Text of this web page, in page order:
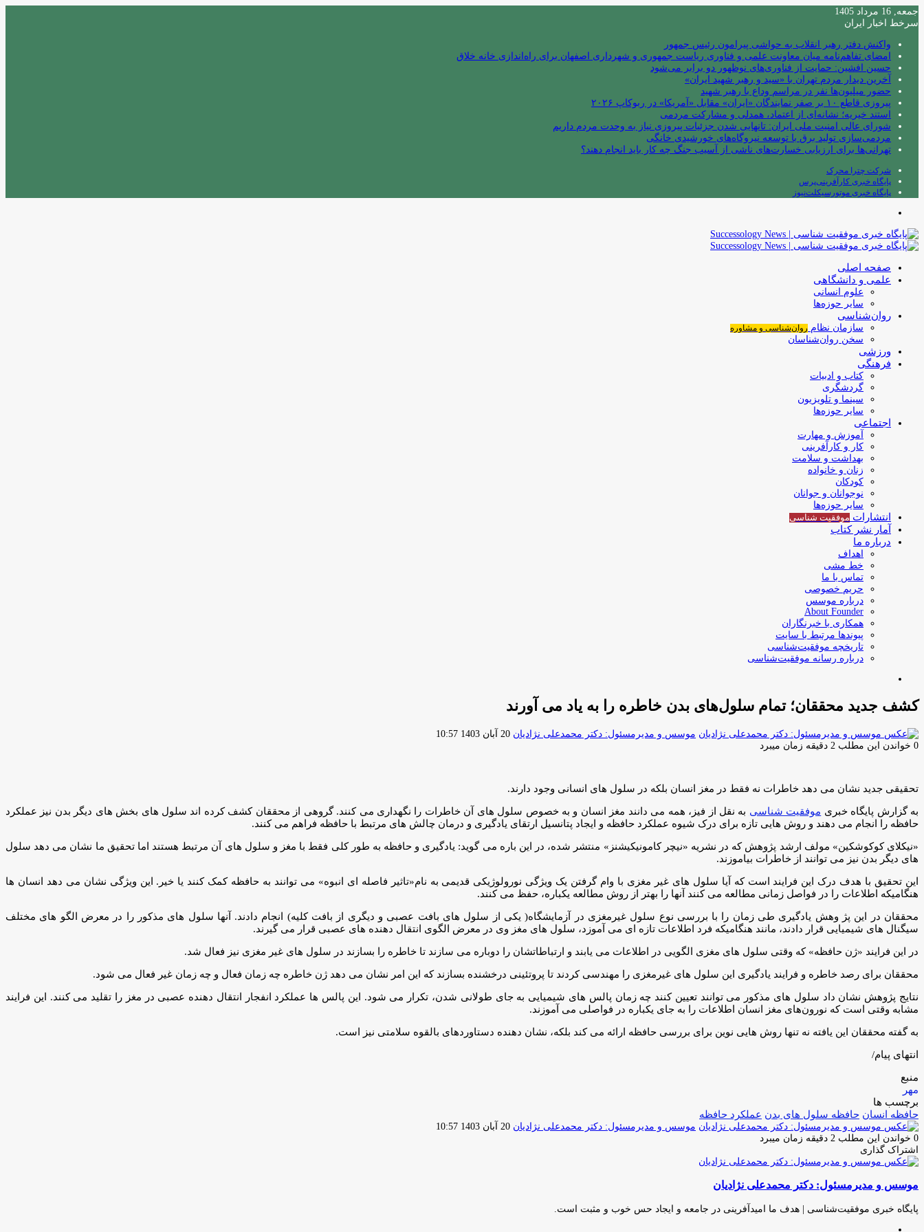
جمعه, 16 مرداد 1405
سرخط اخبار ایران
واکنش دفتر رهبر انقلاب به حواشی پیرامون رئیس جمهور
امضای تفاهم‌نامه میان معاونت علمی و فناوری ریاست جمهوری و شهرداری اصفهان برای راه‌اندازی خانه خلاق
حسین افشین: حمایت از فناوری‌های نوظهور دو برابر می‌شود
آخرین دیدار مردم تهران با «سید و رهبر شهید ایران»
حضور میلیون‌ها نفر در مراسم وداع با رهبر شهید
پیروزی قاطع ۱۰ بر صفر نمایندگان «ایران» مقابل «آمریکا» در ربوکاپ ۲۰۲۶
استند خیریه؛ نشانه‌ای از اعتماد، همدلی و مشارکت مردمی
شورای عالی امنیت ملی ایران: تانهایی شدن جزئیات پیروزی نیاز به وحدت مردم داریم
مردمی‌سازی تولید برق با توسعه نیروگاه‌های خورشیدی خانگی
تهرانی‌ها برای ارزیابی خسارت‌های ناشی از آسیب جنگ چه کار باید انجام دهند؟
شرکت چترا محرک
پایگاه خبری کارآفرینی‌پرس
پایگاه خبری موتورسیکلت‌نیوز
صفحه اصلی
علمی و دانشگاهی
علوم انسانی
سایر حوزه‌ها
روان‌شناسی
سازمان نظام روان‌شناسی و مشاوره
سخن روان‌شناسان
ورزشی
فرهنگی
کتاب و ادبیات
گردشگری
سینما و تلویزیون
سایر حوزه‌ها
اجتماعی
آموزش و مهارت
کار و کارآفرینی
بهداشت و سلامت
زنان و خانواده
کودکان
نوجوانان و جوانان
سایر حوزه‌ها
انتشارات موفقیت‌ شناسی
آمار نشر کتاب
درباره ما
اهداف
خط مشی
تماس با ما
حریم خصوصی
درباره موسس
About Founder
همکاری با خبرنگاران
پیوندها مرتبط با سایت
تاریخچه موفقیت‌شناسی
درباره رسانه موفقیت‌شناسی
کشف جدید محققان؛ تمام سلول‌های بدن خاطره را به یاد می آورند
موسس و مدیرمسئول: دکتر محمدعلی نژادیان ارسال
20 آبان 1403 10:57
0 خواندن این مطلب 2 دقیقه زمان میبرد
تحقیقی جدید نشان می دهد خاطرات نه فقط در مغز انسان بلکه در سلول های انسانی وجود دارند.
به گزارش پایگاه خبری موفقیت شناسی به نقل از فیز، همه می دانند مغز انسان و به خصوص سلول های آن خاطرات را نگهداری می کنند. گروهی از محققان کشف کرده اند سلول های بخش های دیگر بدن نیز عملکرد
حافظه را انجام می دهند و روش هایی تازه برای درک شیوه عملکرد حافظه و ایجاد پتانسیل ارتقای یادگیری و درمان چالش های مرتبط با حافظه فراهم می کنند.
«نیکلای کوکوشکین» مولف ارشد پژوهش که در نشریه «نیچر کامونیکیشنز» منتشر شده، در این باره می گوید: یادگیری و حافظه به طور کلی فقط با مغز و سلول های آن مرتبط هستند اما تحقیق ما نشان می دهد سلول
های دیگر بدن نیز می توانند از خاطرات بیاموزند.
این تحقیق با هدف درک این فرایند است که آیا سلول های غیر مغزی با وام گرفتن یک ویژگی نورولوژیکی قدیمی به نام«تاثیر فاصله ای انبوه» می توانند به حافظه کمک کنند یا خیر. این ویژگی نشان می دهد انسان ها
هنگامیکه اطلاعات را در فواصل زمانی مطالعه می کنند آنها را بهتر از روش مطالعه یکباره، حفظ می کنند.
محققان در این پژ وهش یادگیری طی زمان را با بررسی نوع سلول غیرمغزی در آزمایشگاه( یکی از سلول های بافت عصبی و دیگری از بافت کلیه) انجام دادند. آنها سلول های مذکور را در معرض الگو های مختلف
سیگنال های شیمیایی قرار دادند، مانند هنگامیکه فرد اطلاعات تازه ای می آموزد، سلول های مغز وی در معرض الگوی انتقال دهنده های عصبی قرار می گیرند.
در این فرایند «ژن حافظه» که وقتی سلول های مغزی الگویی در اطلاعات می یابند و ارتباطاتشان را دوباره می سازند تا خاطره را بسازند در سلول های غیر مغزی نیز فعال شد.
محققان برای رصد خاطره و فرایند یادگیری این سلول های غیرمغزی را مهندسی کردند تا پروتئینی درخشنده بسازند که این امر نشان می دهد ژن خاطره چه زمان فعال و چه زمان غیر فعال می شود.
نتایج پژوهش نشان داد سلول های مذکور می توانند تعیین کنند چه زمان پالس های شیمیایی به جای طولانی شدن، تکرار می شود. این پالس ها عملکرد انفجار انتقال دهنده عصبی در مغز را تقلید می کنند. این فرایند
مشابه وقتی است که نورون‌های مغز انسان اطلاعات را به جای یکباره در فواصلی می آموزند.
به گفته محققان این یافته نه تنها روش هایی نوین برای بررسی حافظه ارائه می کند بلکه، نشان دهنده دستاوردهای بالقوه سلامتی نیز است.
انتهای پیام/
منبع
مهر
برچسب ها
حافظه انسان حافظه سلول های بدن عملکرد حافظه
موسس و مدیرمسئول: دکتر محمدعلی نژادیان ارسال
20 آبان 1403 10:57
0 خواندن این مطلب 2 دقیقه زمان میبرد
اشتراک گذاری
فیس
توئیتر
لینکدین
واتس
تلگرام
اشتراک
از
ایمیل
چاپ
موسس و مدیرمسئول: دکتر محمدعلی نژادیان
پایگاه خبری موفقیت‌شناسی | هدف ما امیدآفرینی در جامعه و ایجاد حس خوب و مثبت است.